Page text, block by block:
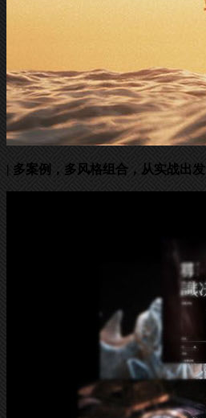
| 多案例，多风格组合，从实战出发 |